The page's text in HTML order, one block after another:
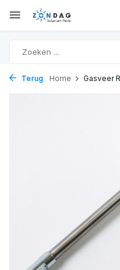
Terug Home Gasveer